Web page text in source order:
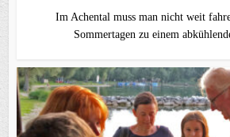
Im Achental muss man nicht weit
Sommertagen zu einem